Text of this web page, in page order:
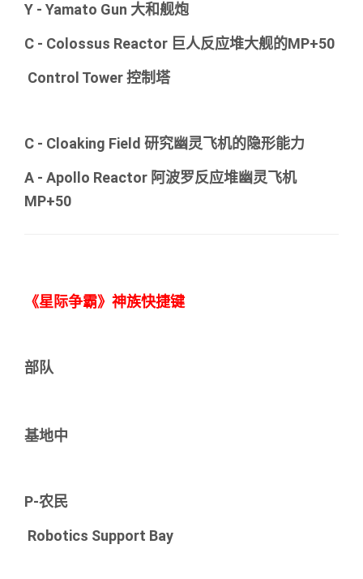
Y - Yamato Gun 大和舰炮
C - Colossus Reactor 巨人反应堆大舰的MP+50
Control Tower 控制塔
C - Cloaking Field 研究幽灵飞机的隐形能力
A - Apollo Reactor 阿波罗反应堆幽灵飞机
MP+50
《星际争霸》神族快捷键
部队
基地中
P-农民
Robotics Support Bay